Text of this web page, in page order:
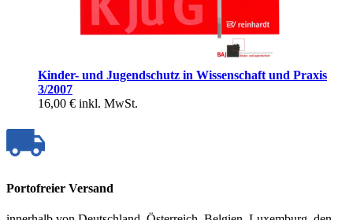
Kinder- und Jugendschutz in Wissenschaft und Praxis
3/2007
16,00 € inkl. MwSt.
Portofreier Versand